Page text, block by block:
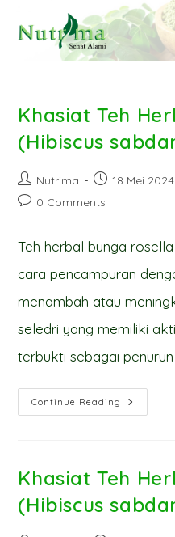
Uncategorized
Khasiat Teh
(Hibiscus
Post
author:
Nutrima
Post
published:
18 Mei 2024
Post0 Comments
Teh herbal bunga
cara pencampuran
menambah atau
seledri yang memiliki
terbukti sebagai
Continue Reading Khasiat
Teh
(page
3)
Khasiat Teh
(Hibiscus